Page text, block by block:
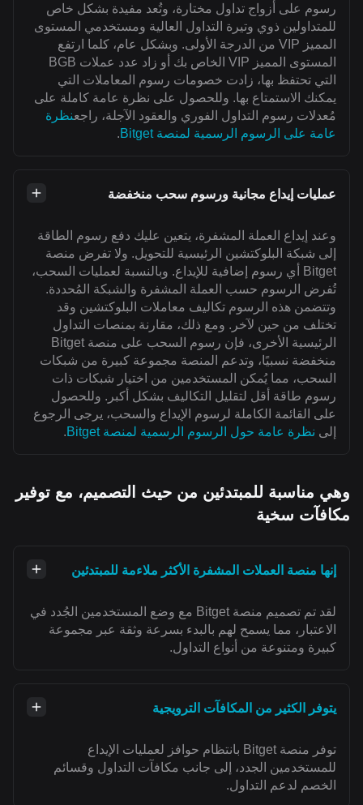
رسوم على أزواج تداول مختارة، وتُعد مفيدة بشكل خاص
للمتداولين ذوي وتيرة التداول العالية ومستخدمي المستوى
المميز VIP من الدرجة الأولى. وبشكل عام، كلما ارتفع
المستوى المميز VIP الخاص بك أو زاد عدد عملات BGB
التي تحتفظ بها، زادت خصومات رسوم المعاملات التي
يمكنك الاستمتاع بها. وللحصول على نظرة عامة كاملة على
مُعدلات رسوم التداول الفوري والعقود الآجلة، راجعنظرة
عامة على الرسوم الرسمية لمنصة Bitget
.
عمليات إيداع مجانية ورسوم سحب منخفضة
وعند إيداع العملة المشفرة، يتعين عليك دفع رسوم الطاقة
إلى شبكة البلوكتشين الرئيسية للتحويل. ولا تفرض منصة
Bitget أي رسوم إضافية للإيداع. وبالنسبة لعمليات السحب،
تُفرض الرسوم حسب العملة المشفرة والشبكة المُحددة.
وتتضمن هذه الرسوم تكاليف معاملات البلوكتشين وقد
تختلف من حين لآخر. ومع ذلك، مقارنة بمنصات التداول
الرئيسية الأخرى، فإن رسوم السحب على منصة Bitget
منخفضة نسبيًا، وتدعم المنصة مجموعة كبيرة من شبكات
السحب، مما يُمكن المستخدمين من اختيار شبكات ذات
رسوم طاقة أقل لتقليل التكاليف بشكل أكبر. وللحصول
على القائمة الكاملة لرسوم الإيداع والسحب، يرجى الرجوع
إلى نظرة عامة حول الرسوم الرسمية لمنصة Bitget .
وهي مناسبة للمبتدئين من حيث التصميم، مع توفير
مكافآت سخية
إنها منصة العملات المشفرة الأكثر ملاءمة للمبتدئين
لقد تم تصميم منصة Bitget مع وضع المستخدمين الجُدد في
الاعتبار، مما يسمح لهم بالبدء بسرعة وثقة عبر مجموعة
كبيرة ومتنوعة من أنواع التداول.
يتوفر الكثير من المكافآت الترويجية
توفر منصة Bitget بانتظام حوافز لعمليات الإيداع
للمستخدمين الجدد، إلى جانب مكافآت التداول وقسائم
الخصم لدعم التداول.